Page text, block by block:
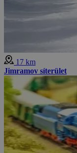
17 km
Jimramov síterület